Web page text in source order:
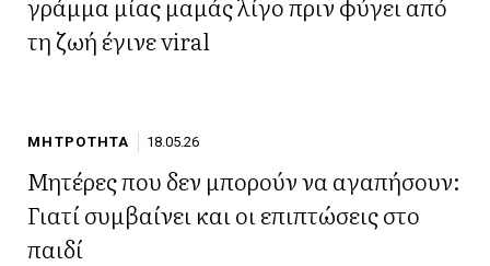
τη ζωή έγινε viral
ΜΗΤΡΟΤΗΤΑ 18.05.26
Μητέρες που δεν μπορούν να αγαπήσουν:
Γιατί συμβαίνει και οι επιπτώσεις στο
παιδί